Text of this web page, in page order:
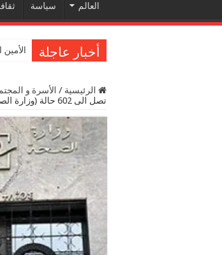
العالم سياسة
أخبار عاجلة
الرئيسية / الأسرة و
تصل الى 602 حالة (وزارة الصحة)